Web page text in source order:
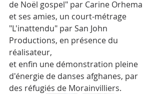
de Noël gospel" par Carine Orhema
et ses amies, un court-métrage
"L'inattendu" par San John
Productions, en présence du
réalisateur,
et enfin une démonstration pleine
d'énergie de danses afghanes, par
des réfugiés de Morainvilliers.